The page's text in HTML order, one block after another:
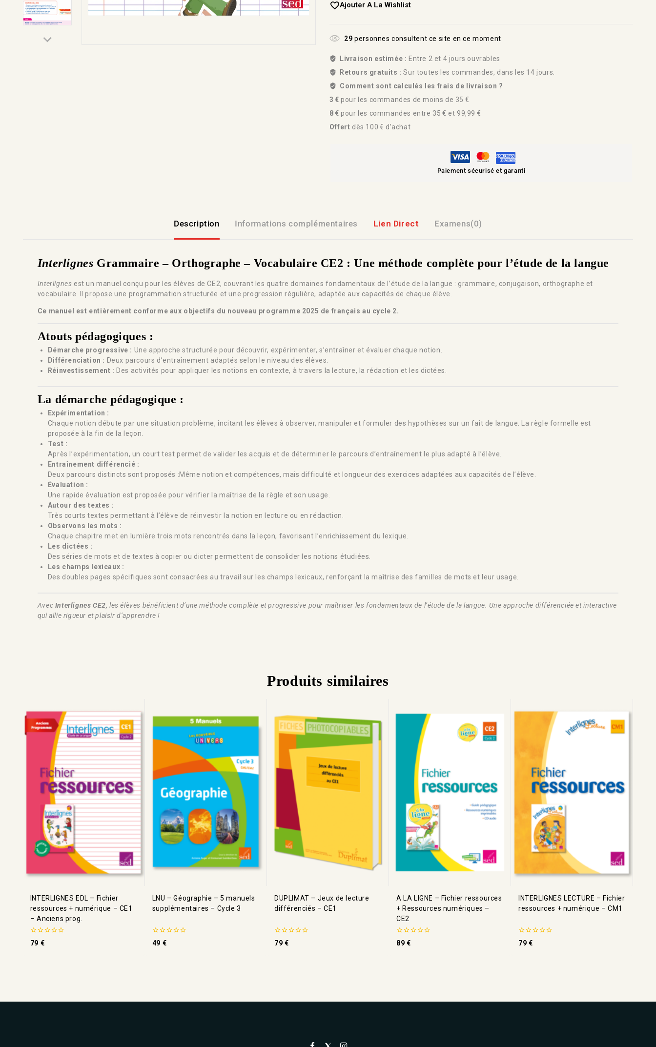
Ajouter A La Wishlist
29 personnes consultent ce site en ce moment
Livraison estimée : Entre 2 et 4 jours ouvrables
Retours gratuits :Sur toutes les commandes, dans les 14 jours.
Comment sont calculés les frais de livraison ?
3 € pour les commandes de moins de 35 €
8 € pour les commandes entre 35 € et 99,99 €
Offert dès 100 € d’achat
Paiement sécurisé et garanti
Description Informations complémentaires Lien Direct Examens(0)
Interlignes Grammaire – Orthographe – Vocabulaire CE2 : Une méthode complète pour l’étude de la langue
Interlignes est un manuel conçu pour les élèves de CE2, couvrant les quatre domaines fondamentaux de l’étude de la langue : grammaire, conjugaison, orthographe et
vocabulaire. Il propose une programmation structurée et une progression régulière, adaptée aux capacités de chaque élève.
Ce manuel est entièrement conforme aux objectifs du nouveau programme 2025 de français au cycle 2.
Atouts pédagogiques :
Démarche progressive : Une approche structurée pour découvrir, expérimenter, s’entraîner et évaluer chaque notion.
Différenciation : Deux parcours d’entraînement adaptés selon le niveau des élèves.
Réinvestissement : Des activités pour appliquer les notions en contexte, à travers la lecture, la rédaction et les dictées.
La démarche pédagogique :
Expérimentation :
Chaque notion débute par une situation problème, incitant les élèves à observer, manipuler et formuler des hypothèses sur un fait de langue. La règle formelle est
proposée à la fin de la leçon.
Test :
Après l’expérimentation, un court test permet de valider les acquis et de déterminer le parcours d’entraînement le plus adapté à l’élève.
Entraînement différencié :
Deux parcours distincts sont proposés :Même notion et compétences, mais difficulté et longueur des exercices adaptées aux capacités de l’élève.
Évaluation :
Une rapide évaluation est proposée pour vérifier la maîtrise de la règle et son usage.
Autour des textes :
Très courts textes permettant à l’élève de réinvestir la notion en lecture ou en rédaction.
Observons les mots :
Chaque chapitre met en lumière trois mots rencontrés dans la leçon, favorisant l’enrichissement du lexique.
Les dictées :
Des séries de mots et de textes à copier ou dicter permettent de consolider les notions étudiées.
Les champs lexicaux :
Des doubles pages spécifiques sont consacrées au travail sur les champs lexicaux, renforçant la maîtrise des familles de mots et leur usage.
Avec Interlignes CE2, les élèves bénéficient d’une méthode complète et progressive pour maîtriser les fondamentaux de l’étude de la langue. Une approche différenciée et interactive
qui allie rigueur et plaisir d’apprendre !
Produits similaires
INTERLIGNES EDL – Fichier
ressources + numérique – CE1
– Anciens prog.
0
de
79 €
LNU – Géographie – 5 manuels
supplémentaires – Cycle 3
0
de
49 €
DUPLIMAT – Jeux de lecture
différenciés – CE1
0
de
79 €
A LA LIGNE – Fichier ressources
+ Ressources numériques –
CE2
0
de
89 €
INTERLIGNES LECTURE – Fichier
ressources + numérique – CM1
0
de
79 €